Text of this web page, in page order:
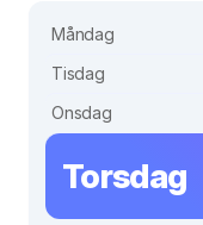
Måndag
Tisdag
Onsdag
Torsdag